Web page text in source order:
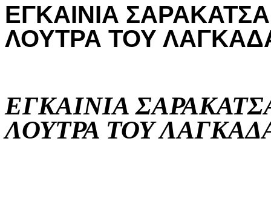
ΕΓΚΑΙΝΙΑ
ΛΟΥΤΡΑ ΤΟΥ
ΕΓΚΑΙΝΙΑ
ΛΟΥΤΡΑ ΤΟΥ